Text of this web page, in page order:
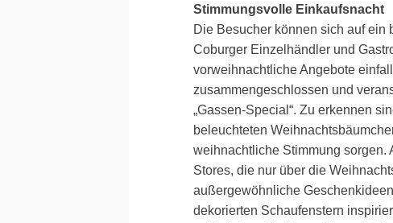
Stimmungsvolle Einkaufsnacht
Die Besucher können sich auf
Coburger Einzelhändler und
vorweihnachtliche Angebote
zusammengeschlossen und
„Gassen-Special“. Zu erkennen
beleuchteten
weihnachtliche Stimmung sorgen.
Stores, die nur über die
außergewöhnliche
dekorierten Schaufenstern